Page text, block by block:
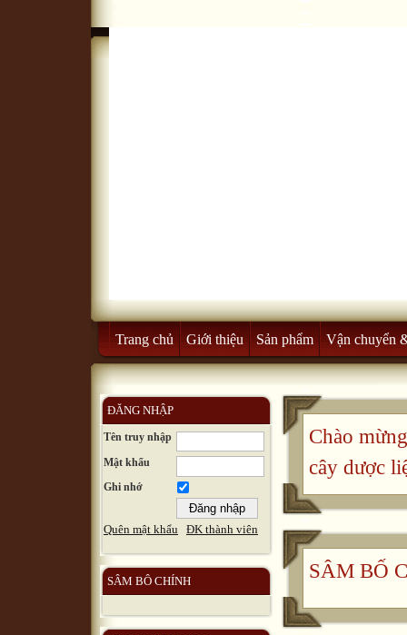
Trang chủ Giới thiệu Sản phẩm Vận chuyển
ĐĂNG NHẬP
Tên truy nhập
Mật khẩu
Ghi nhớ
Quên mật khẩu ĐK thành viên
SÂM BÔ CHÍNH
Chào
cây dược
SÂM BỐ